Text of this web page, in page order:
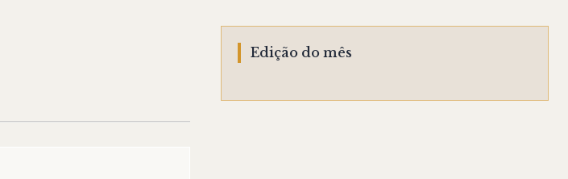
Edição do mês